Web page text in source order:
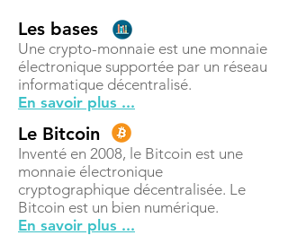
Les bases
Une crypto-monnaie est une monnaie
électronique supportée par un réseau
informatique décentralisé.
En savoir plus ...
Le Bitcoin
Inventé en 2008, le Bitcoin est une
monnaie électronique
cryptographique décentralisée. Le
Bitcoin est un bien numérique.
En savoir plus ...